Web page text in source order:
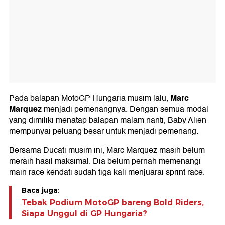
Pada balapan MotoGP Hungaria musim lalu, Marc
Marquezmenjadi pemenangnya. Dengan semua modal
yang dimiliki menatap balapan malam nanti, Baby Alien
mempunyai peluang besar untuk menjadi pemenang.
Bersama Ducati musim ini, Marc Marquez masih belum
meraih hasil maksimal. Dia belum pernah memenangi
main race kendati sudah tiga kali menjuarai sprint race.
Baca juga:
Tebak Podium MotoGP bareng Bold Riders,
Siapa Unggul di GP Hungaria?